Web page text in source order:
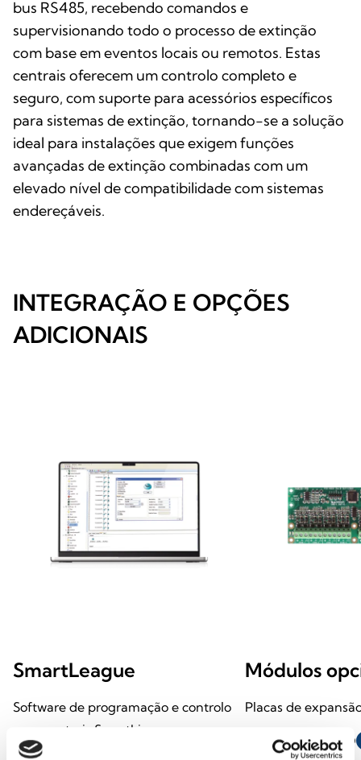
bus RS485, recebendo comandos e
supervisionando todo o processo de extinção
com base em eventos locais ou remotos. Estas
centrais oferecem um controlo completo e
seguro, com suporte para acessórios específicos
para sistemas de extinção, tornando-se a solução
ideal para instalações que exigem funções
avançadas de extinção combinadas com um
elevado nível de compatibilidade com sistemas
endereçáveis.
INTEGRAÇÃO E OPÇÕES
ADICIONAIS
SmartLeague
Software de programação e controlo
para centrais SmartLine
Módulos
Placas de
ABRIR LIGAÇÃO